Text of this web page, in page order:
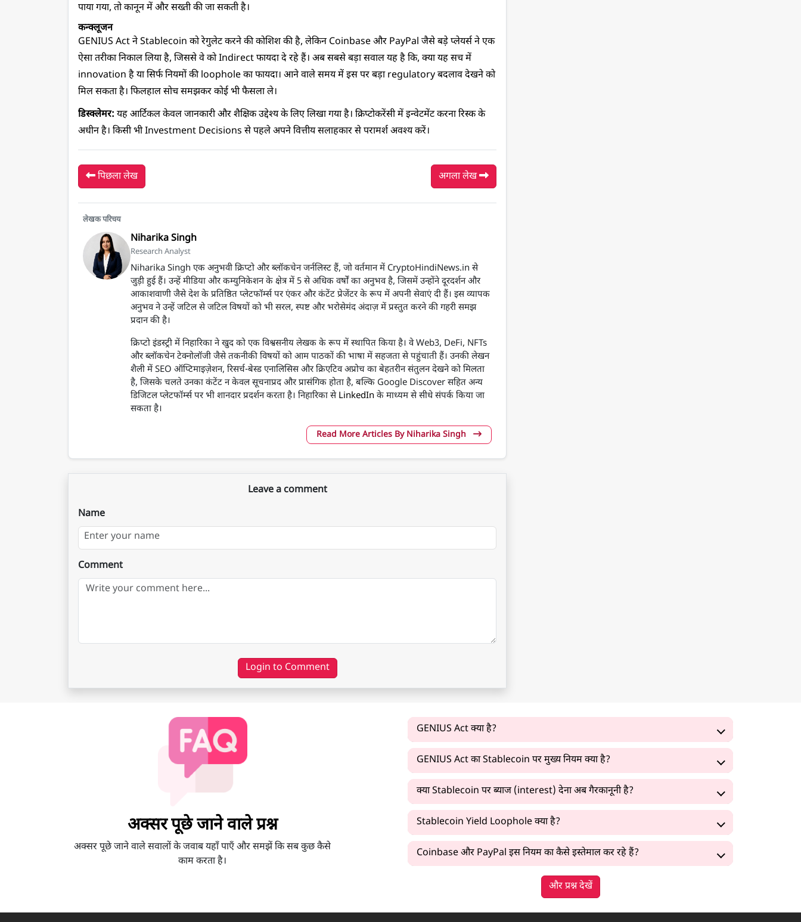
पाया गया, तो कानून में और सख्ती की जा सकती है।
कन्क्लूजन
GENIUS Act ने Stablecoin को रेगुलेट करने की कोशिश की है, लेकिन Coinbase और PayPal जैसे बड़े प्लेयर्स ने एक
ऐसा तरीका निकाल लिया है, जिससे वे को Indirect फायदा दे रहे हैं। अब सबसे बड़ा सवाल यह है कि, क्या यह सच में
innovation है या सिर्फ नियमों की loophole का फायदा। आने वाले समय में इस पर बड़ा regulatory बदलाव देखने को
मिल सकता है। फिलहाल सोच समझकर कोई भी फैसला ले।
डिस्क्लेमर: यह आर्टिकल केवल जानकारी और शैक्षिक उद्देश्य के लिए लिखा गया है। क्रिप्टोकरेंसी में इन्वेटमेंट करना रिस्क के
अधीन है। किसी भी Investment Decisions से पहले अपने वित्तीय सलाहकार से परामर्श अवश्य करें।
पिछला लेख अगला लेख
लेखक परिचय
Niharika Singh
Research Analyst
Niharika Singh एक अनुभवी क्रिप्टो और ब्लॉकचेन जर्नलिस्ट हैं, जो वर्तमान में CryptoHindiNews.in से
जुड़ी हुई हैं। उन्हें मीडिया और कम्युनिकेशन के क्षेत्र में 5 से अधिक वर्षों का अनुभव है, जिसमें उन्होंने दूरदर्शन और
आकाशवाणी जैसे देश के प्रतिष्ठित प्लेटफॉर्म्स पर एंकर और कंटेंट प्रेजेंटर के रूप में अपनी सेवाएं दी हैं। इस व्यापक
अनुभव ने उन्हें जटिल से जटिल विषयों को भी सरल, स्पष्ट और भरोसेमंद अंदाज़ में प्रस्तुत करने की गहरी समझ
प्रदान की है।
क्रिप्टो इंडस्ट्री में निहारिका ने खुद को एक विश्वसनीय लेखक के रूप में स्थापित किया है। वे Web3, DeFi, NFTs
और ब्लॉकचेन टेक्नोलॉजी जैसे तकनीकी विषयों को आम पाठकों की भाषा में सहजता से पहुंचाती हैं। उनकी लेखन
शैली में SEO ऑप्टिमाइज़ेशन, रिसर्च-बेस्ड एनालिसिस और क्रिएटिव अप्रोच का बेहतरीन संतुलन देखने को मिलता
है, जिसके चलते उनका कंटेंट न केवल सूचनाप्रद और प्रासंगिक होता है, बल्कि Google Discover सहित अन्य
डिजिटल प्लेटफॉर्म्स पर भी शानदार प्रदर्शन करता है। निहारिका से LinkedIn के माध्यम से सीधे संपर्क किया जा
सकता है।
Read More Articles By Niharika Singh
Leave a comment
Name
Comment
Login to Comment
अक्सर पूछे जाने वाले प्रश्न
अक्सर पूछे जाने वाले सवालों के जवाब यहाँ पाएँ और समझें कि सब कुछ कैसे
काम करता है।
GENIUS Act क्या है?
GENIUS Act का Stablecoin पर मुख्य नियम क्या है?
क्या Stablecoin पर ब्याज (interest) देना अब गैरकानूनी है?
Stablecoin Yield Loophole क्या है?
Coinbase और PayPal इस नियम का कैसे इस्तेमाल कर रहे हैं?
और प्रश्न देखें